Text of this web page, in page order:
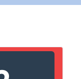
Envoyez